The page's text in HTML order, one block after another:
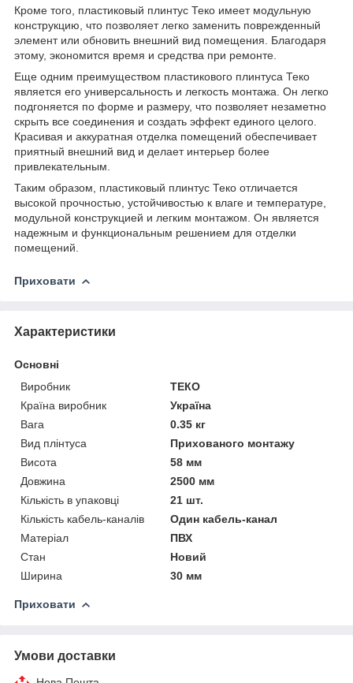
Кроме того, пластиковый плинтус Теко имеет модульную
конструкцию, что позволяет легко заменить поврежденный
элемент или обновить внешний вид помещения. Благодаря
этому, экономится время и средства при ремонте.
Еще одним преимуществом пластикового плинтуса Теко
является его универсальность и легкость монтажа. Он легко
подгоняется по форме и размеру, что позволяет незаметно
скрыть все соединения и создать эффект единого целого.
Красивая и аккуратная отделка помещений обеспечивает
приятный внешний вид и делает интерьер более
привлекательным.
Таким образом, пластиковый плинтус Теко отличается
высокой прочностью, устойчивостью к влаге и температуре,
модульной конструкцией и легким монтажом. Он является
надежным и функциональным решением для отделки
помещений.
Приховати
Характеристики
Основні
Виробник
ТЕКО
Країна виробник
Україна
Вага
0.35 кг
Вид плінтуса
Прихованого монтажу
Висота
58 мм
Довжина
2500 мм
Кількість в упаковці
21 шт.
Кількість кабель-каналів
Один кабель-канал
Матеріал
ПВХ
Стан
Новий
Ширина
30 мм
Приховати
Умови доставки